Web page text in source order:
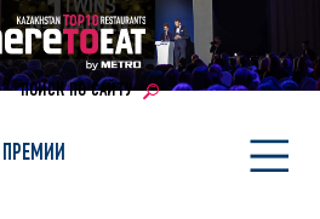
ПОИСК ПО САЙТУ